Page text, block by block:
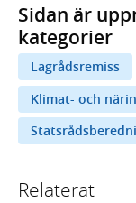
Sidan är
kategorier
Lagrådsremiss
Klimat- och
Relaterat